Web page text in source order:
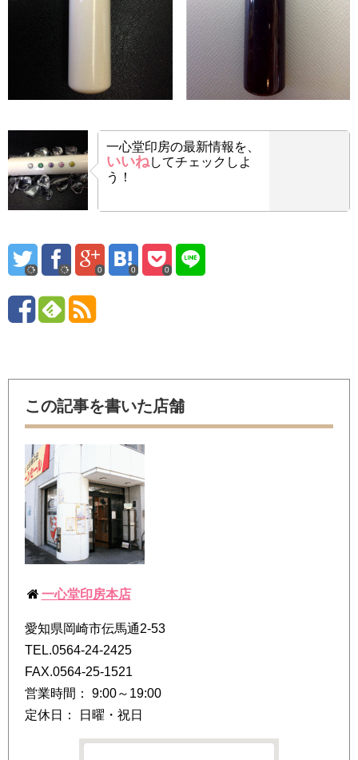
一心堂印房の最新情報を、
いいねしてチェックしよ
う！
0 0 0
この記事を書いた店舗
一心堂印房本店
愛知県岡崎市伝馬通2-53
TEL.0564-24-2425
FAX.0564-25-1521
営業時間： 9:00～19:00
定休日： 日曜・祝日